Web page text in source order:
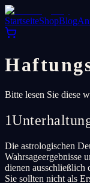
StartseiteShopBlog
Bitte lesen Sie diese
1
Die astrologischen
Wahrsageergebnisse
dienen ausschließlich
Sie sollten nicht als